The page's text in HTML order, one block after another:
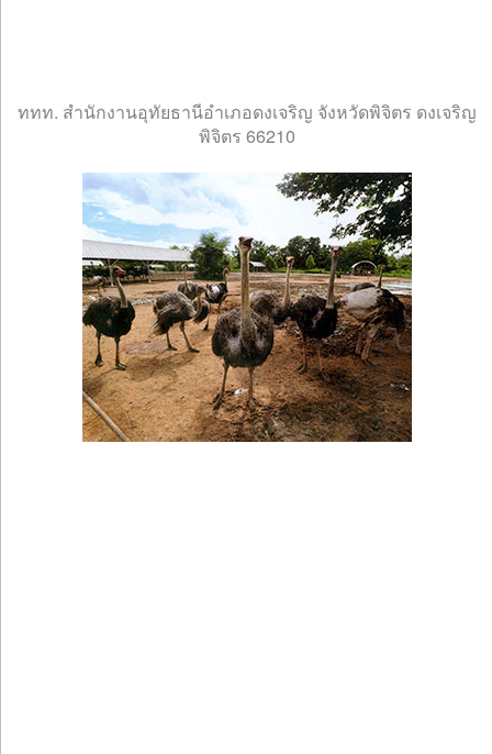
ททท. สำนักงานอุทัยธานีอำเภอดงเจริญ จังหวัดพิจิตร ดงเจริญ
พิจิตร 66210